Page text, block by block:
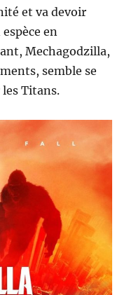
et va devoir
en
Mechagodzilla,
semble se
Titans.